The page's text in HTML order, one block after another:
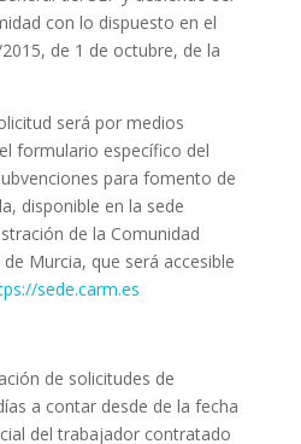
con lo dispuesto en el
de 1 de octubre, de la
será por medios
formulario específico del
para fomento de
disponible en la sede
de la Comunidad
Murcia, que será accesible
sede.carm.es
de solicitudes de
a contar desde de la fecha
del trabajador contratado